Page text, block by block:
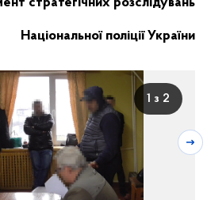
Національної поліції України
1 з 2